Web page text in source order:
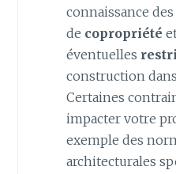
connaissance
de copropriété
éventuelles
construction
Certaines
impacter votre
exemple des
architecturales